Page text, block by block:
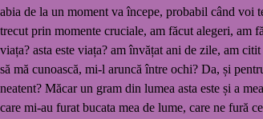
abia de la un moment va începe, probabil când voi
trecut prin momente cruciale, am făcut alegeri, am
viața? asta este viața? am învățat ani de zile, am
să mă cunoască, mi-l aruncă între ochi? Da, și
neatent? Măcar un gram din lumea asta este și a
care mi-au furat bucata mea de lume, care ne fură